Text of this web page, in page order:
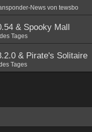
News von tewsbo
& Spooky Mall
Tages
& Pirate's Solitaire
Tages